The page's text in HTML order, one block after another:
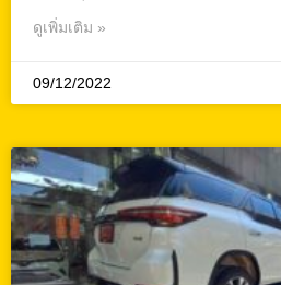
ดูเพิ่มเติม »
09/12/2022